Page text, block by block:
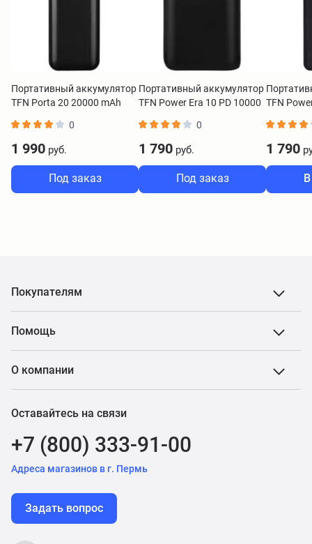
Портативный аккумулятор
TFN Porta 20 20000 mAh
0
1 990 руб.
Под заказ
Портативный аккумулятор
TFN Power Era 10 PD 10000
0
1 790 руб.
Под заказ
TFN
1 790
Покупателям
Помощь
О компании
Оставайтесь на связи
+7 (800) 333-91-00
Адреса магазинов в г. Пермь
Задать вопрос